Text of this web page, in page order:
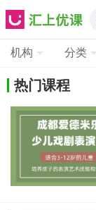
机构 分类
热门课程